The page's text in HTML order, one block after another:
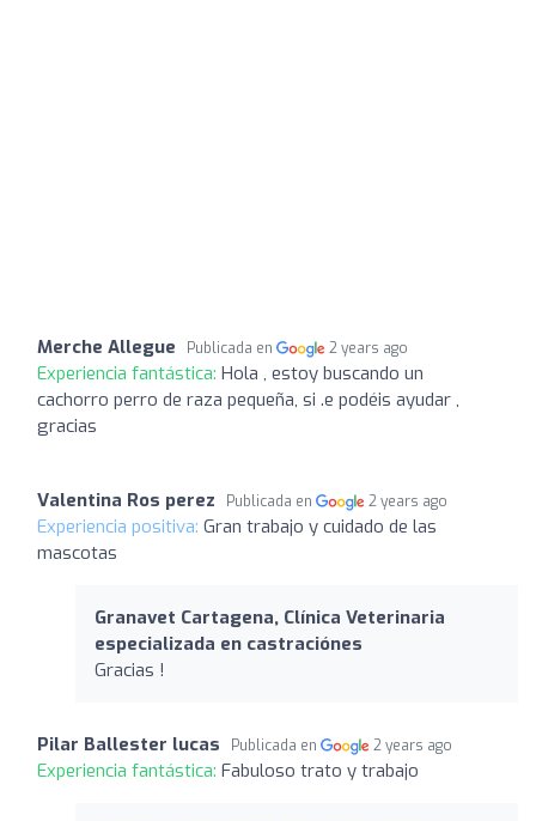
Merche Allegue Publicada en 2 years ago
Experiencia fantástica: Hola , estoy buscando un
cachorro perro de raza pequeña, si .e podéis ayudar ,
gracias
Valentina Ros perez Publicada en 2 years ago
Experiencia positiva: Gran trabajo y cuidado de las
mascotas
Granavet Cartagena, Clínica Veterinaria
especializada en castraciónes
Gracias !
Pilar Ballester lucas Publicada en 2 years ago
Experiencia fantástica: Fabuloso trato y trabajo